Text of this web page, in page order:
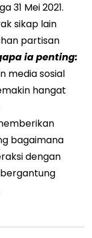
31 Mei 2021.
sikap lain
partisan
ia penting:
media sosial
hangat
bagaimana
dengan